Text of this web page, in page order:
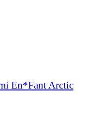
En*Fant Arctic